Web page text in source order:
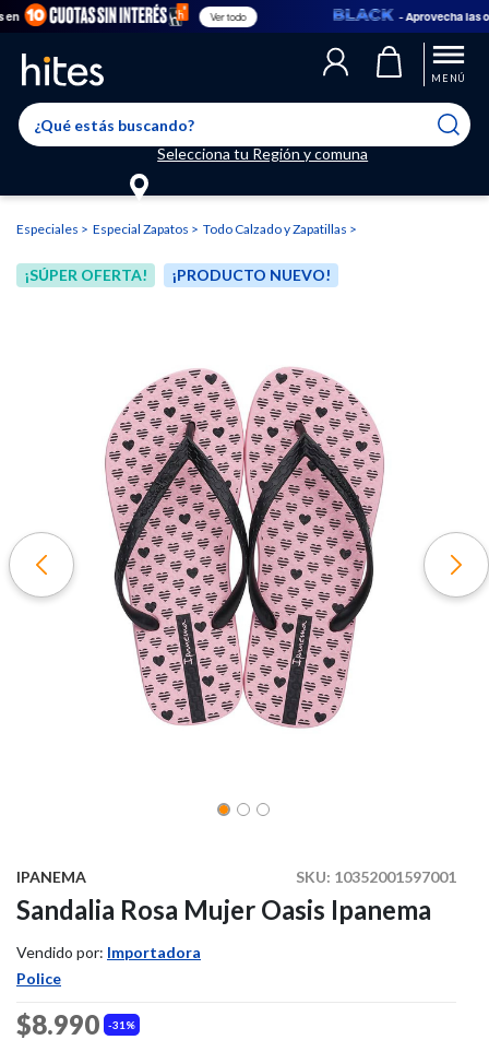
Ver todo - Aprovecha las
MENÚ
Selecciona tu Región y comuna
El producto ha sido eliminado correctamente
El producto ha sido agregado a tu lista de favoritos correctamente
Llegaste al límite de productos favoritos permitidos, para agregar
uno nuevo ingresa a “Mi cuenta” y elimina los que ya no necesitas.
Especiales Especial Zapatos Todo Calzado y Zapatillas
¡SÚPER OFERTA! ¡PRODUCTO NUEVO!
SKU: 10352001597001
IPANEMA
Sandalia Rosa Mujer Oasis Ipanema
Vendido por: Importadora
Police
31%
$8.990